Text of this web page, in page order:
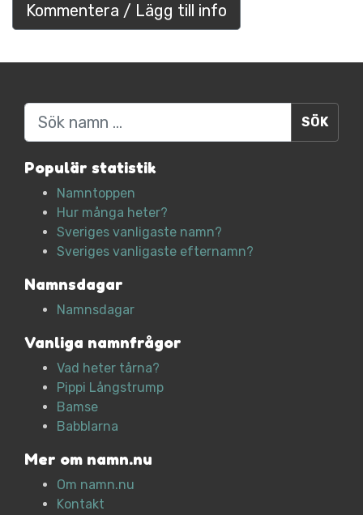
Kommentera / Lägg till info
Sök
Populär statistik
Namntoppen
Hur många heter?
Sveriges vanligaste namn?
Sveriges vanligaste efternamn?
Namnsdagar
Namnsdagar
Vanliga namnfrågor
Vad heter tårna?
Pippi Långstrump
Bamse
Babblarna
Mer om namn.nu
Om namn.nu
Kontakt